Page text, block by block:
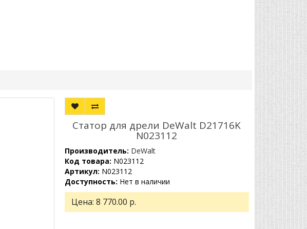
Статор для дрели DeWalt D21716K
N023112
Производитель: DeWalt
Код товара: N023112
Артикул: N023112
Доступность: Нет в наличии
Цена: 8 770.00 р.